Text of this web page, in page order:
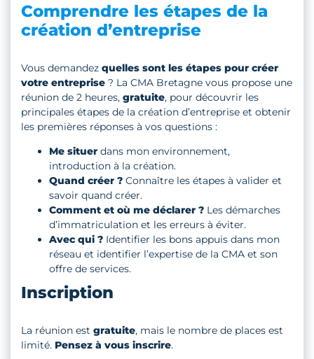
Comprendre les étapes de la
création d’entreprise
Vous demandez quelles sont les étapes pour créer
votre entreprise ? La CMA Bretagne vous propose une
réunion de 2 heures, gratuite, pour découvrir les
principales étapes de la création d’entreprise et obtenir
les premières réponses à vos questions :
Me situer dans mon environnement,
introduction à la création.
Quand créer ? Connaître les étapes à valider et
savoir quand créer.
Comment et où me déclarer ? Les démarches
d’immatriculation et les erreurs à éviter.
Avec qui ? Identifier les bons appuis dans mon
réseau et identifier l’expertise de la CMA et son
offre de services.
Inscription
La réunion est gratuite, mais le nombre de places est
limité. Pensez à vous inscrire.